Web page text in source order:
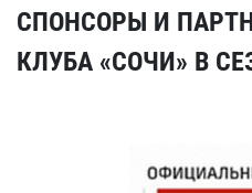
СПОНСОРЫ И
КЛУБА «СОЧИ» В